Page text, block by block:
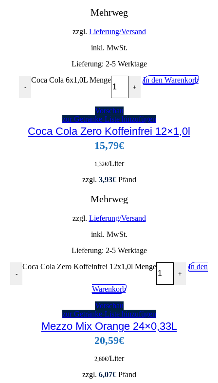
Mehrweg
zzgl. Lieferung/Versand
inkl. MwSt.
Lieferung: 2-5 Werktage
-
Coca Cola 6x1,0L Menge
+
In den Warenkorb
Vorschau
zur Getränke-Liste hinzufügen
Coca Cola Zero Koffeinfrei 12×1,0l
15,79€
1,32€/Liter
zzgl. 3,93€Pfand
Mehrweg
zzgl. Lieferung/Versand
inkl. MwSt.
Lieferung: 2-5 Werktage
-
Coca Cola Zero Koffeinfrei 12x1,0l Menge
+
In den
Warenkorb
Vorschau
zur Getränke-Liste hinzufügen
Mezzo Mix Orange 24×0,33L
20,59€
2,60€/Liter
zzgl. 6,07€Pfand